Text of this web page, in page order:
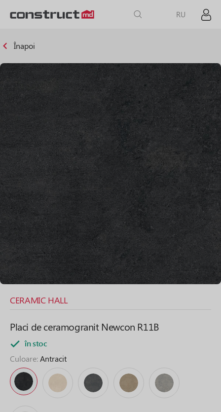
RU
Înapoi
CERAMIC HALL
Placi de ceramogranit Newcon R11B
în stoc
Culoare:Antracit